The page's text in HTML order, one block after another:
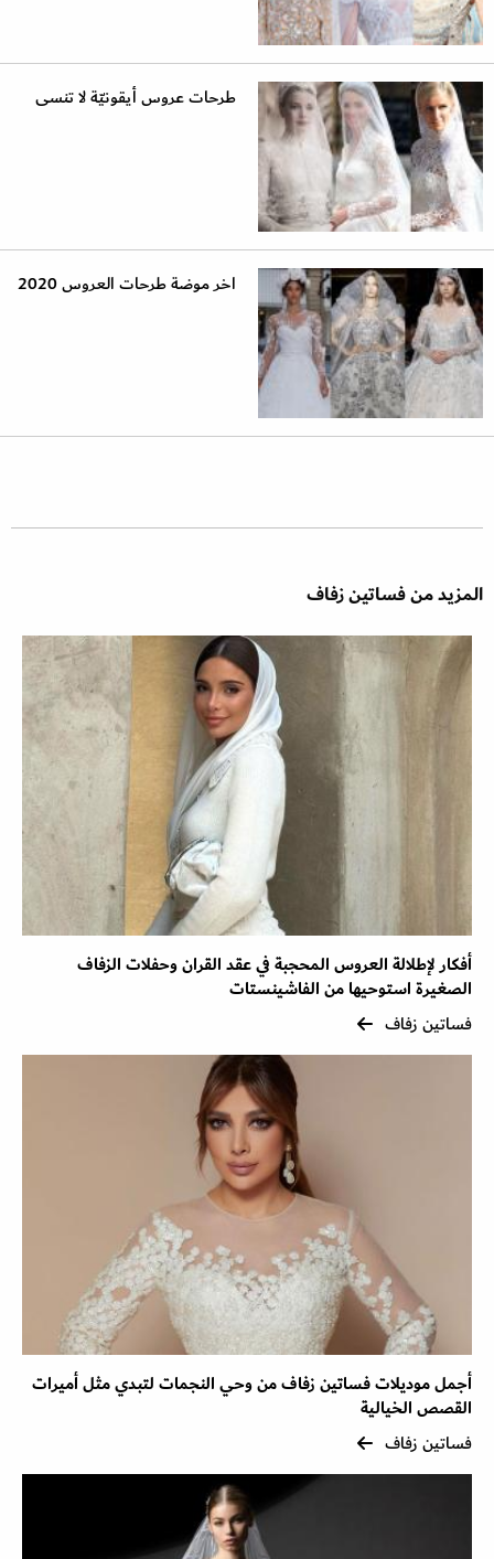
طرحات عروس أيقونيّة لا تنسى
اخر موضة طرحات العروس 2020
المزيد من فساتين زفاف
أفكار لإطلالة العروس المحجبة في عقد القران وحفلات الزفاف
الصغيرة استوحيها من الفاشينستات
فساتين زفاف
أجمل موديلات فساتين زفاف من وحي النجمات لتبدي مثل أميرات
القصص الخيالية
فساتين زفاف